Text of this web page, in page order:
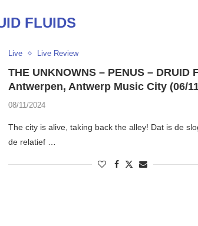
FLUIDS
Live Live Review
THE UNKNOWNS – PENUS – DRUID
Antwerpen, Antwerp Music City (06/
08/11/2024
The city is alive, taking back the alley! Dat is de
de relatief …